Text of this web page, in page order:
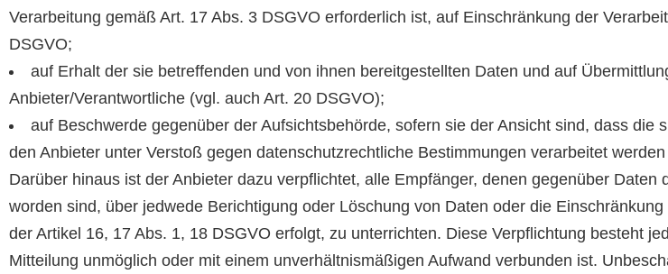
Verarbeitung gemäß Art. 17 Abs. 3 DSGVO erforderlich ist, auf Einschränkung der
DSGVO;
auf Erhalt der sie betreffenden und von ihnen bereitgestellten Daten und auf
Anbieter/Verantwortliche (vgl. auch Art. 20 DSGVO);
auf Beschwerde gegenüber der Aufsichtsbehörde, sofern sie der Ansicht sind, dass die
den Anbieter unter Verstoß gegen datenschutzrechtliche Bestimmungen verarbeitet
Darüber hinaus ist der Anbieter dazu verpflichtet, alle Empfänger, denen gegenüber Daten
worden sind, über jedwede Berichtigung oder Löschung von Daten oder die
der Artikel 16, 17 Abs. 1, 18 DSGVO erfolgt, zu unterrichten. Diese Verpflichtung besteht
Mitteilung unmöglich oder mit einem unverhältnismäßigen Aufwand verbunden ist.